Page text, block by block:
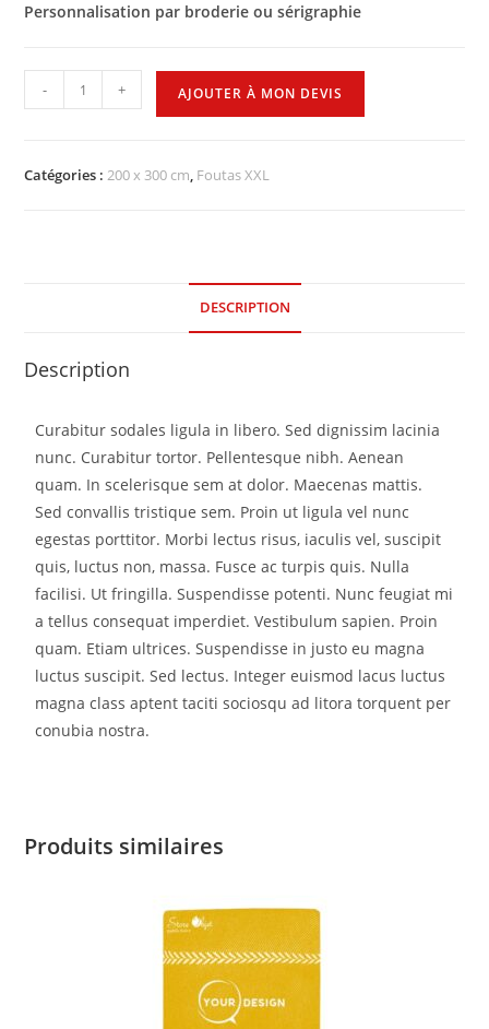
Personnalisation par broderie ou sérigraphie
- + AJOUTER À MON DEVIS
Catégories :200 x 300 cm, Foutas XXL
DESCRIPTION
Description
Curabitur sodales ligula in libero. Sed dignissim lacinia
nunc. Curabitur tortor. Pellentesque nibh. Aenean
quam. In scelerisque sem at dolor. Maecenas mattis.
Sed convallis tristique sem. Proin ut ligula vel nunc
egestas porttitor. Morbi lectus risus, iaculis vel, suscipit
quis, luctus non, massa. Fusce ac turpis quis. Nulla
facilisi. Ut fringilla. Suspendisse potenti. Nunc feugiat mi
a tellus consequat imperdiet. Vestibulum sapien. Proin
quam. Etiam ultrices. Suspendisse in justo eu magna
luctus suscipit. Sed lectus. Integer euismod lacus luctus
magna class aptent taciti sociosqu ad litora torquent per
conubia nostra.
Produits similaires